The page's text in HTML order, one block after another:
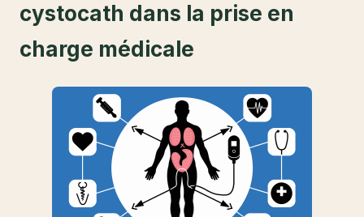
cystocath dans la prise en
charge médicale